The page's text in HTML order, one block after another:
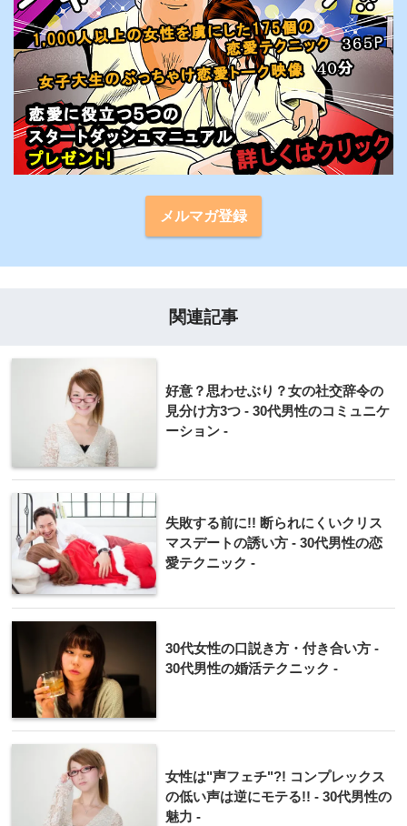
メルマガ登録
関連記事
好意？思わせぶり？女の社交辞令の
見分け方3つ - 30代男性のコミュニケ
ーション -
失敗する前に!! 断られにくいクリス
マスデートの誘い方 - 30代男性の恋
愛テクニック -
30代女性の口説き方・付き合い方 -
30代男性の婚活テクニック -
女性は"声フェチ"?! コンプレックス
の低い声は逆にモテる!! - 30代男性の
魅力 -